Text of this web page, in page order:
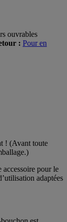
ouvrables
: Pour en
! (Avant toute
pour le
adaptées